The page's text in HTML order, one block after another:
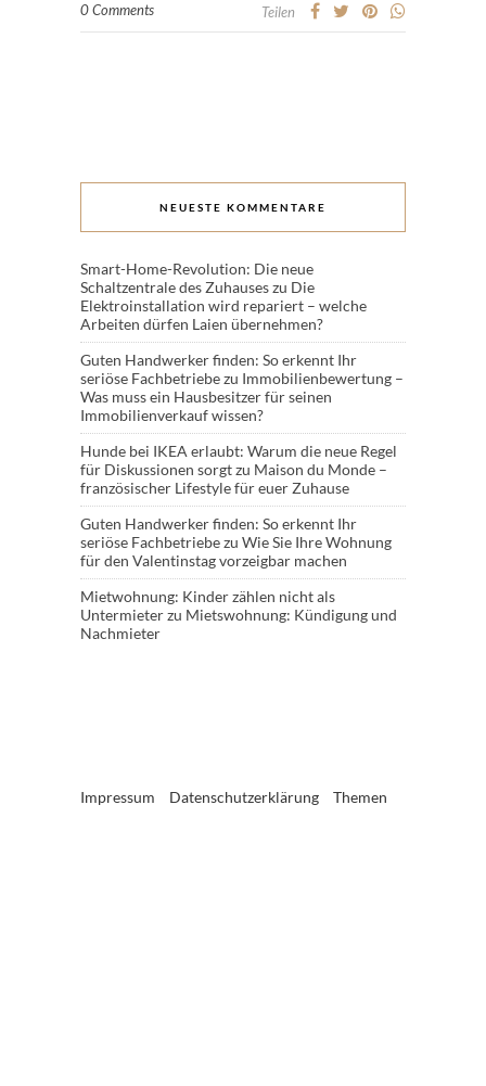
0 Comments Teilen
NEUESTE KOMMENTARE
Smart-Home-Revolution: Die neue
Schaltzentrale des Zuhauseszu Die
Elektroinstallation wird repariert – welche
Arbeiten dürfen Laien übernehmen?
Guten Handwerker finden: So erkennt Ihr
seriöse Fachbetriebezu Immobilienbewertung –
Was muss ein Hausbesitzer für seinen
Immobilienverkauf wissen?
Hunde bei IKEA erlaubt: Warum die neue Regel
für Diskussionen sorgtzu Maison du Monde –
französischer Lifestyle für euer Zuhause
Guten Handwerker finden: So erkennt Ihr
seriöse Fachbetriebezu Wie Sie Ihre Wohnung
für den Valentinstag vorzeigbar machen
Mietwohnung: Kinder zählen nicht als
Untermieterzu Mietswohnung: Kündigung und
Nachmieter
Impressum Datenschutzerklärung Themen